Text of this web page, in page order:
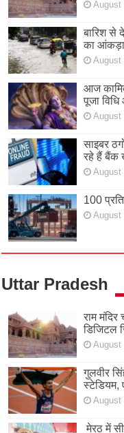
August
बारिश से
का
August
आज
पूजा
August
साइबर
रहे हैं बैंक
August
100
August
Uttar Pradesh
राम मंदिर
डिजिटल
August
गुलवीर
स्टेडियम,
August
मेरठ में